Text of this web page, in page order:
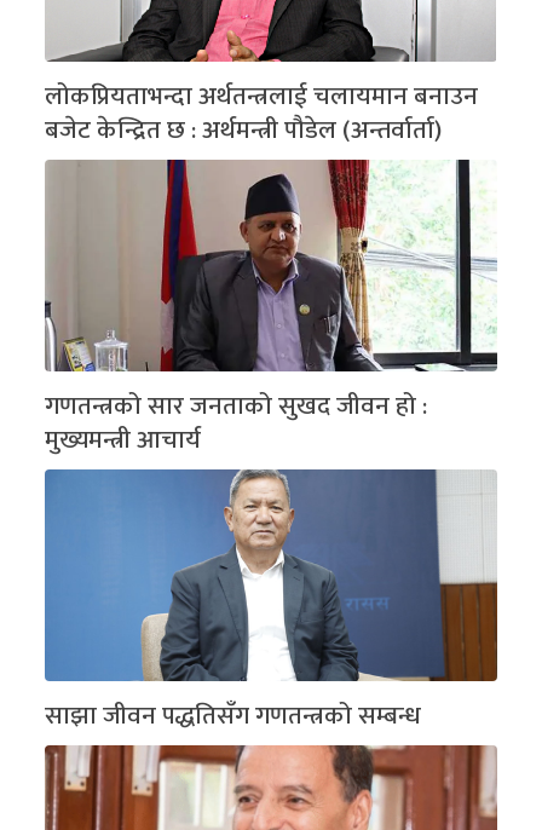
लोकप्रियताभन्दा अर्थतन्त्रलाई चलायमान बनाउन
बजेट केन्द्रित छ : अर्थमन्त्री पौडेल (अन्तर्वार्ता)
गणतन्त्रको सार जनताको सुखद जीवन हो :
मुख्यमन्त्री आचार्य
साझा जीवन पद्धतिसँग गणतन्त्रको सम्बन्ध